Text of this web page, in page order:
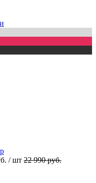
/ шт 22 990 руб.